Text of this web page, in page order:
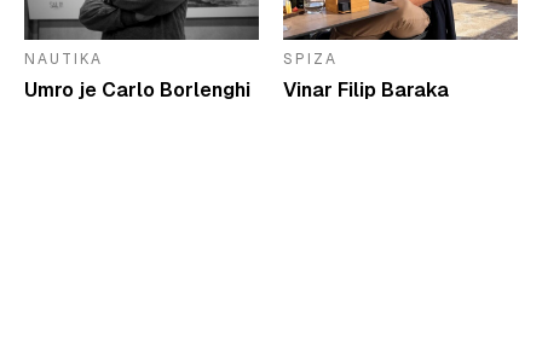
NAUTIKA
Umro je Carlo Borlenghi
SPIZA
Vinar Filip Baraka